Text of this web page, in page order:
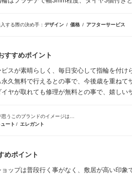
する際の決め手 デザイン 価格 アフターサービス
すすめポイント
スが素晴らしく、毎日安心して指輪を付け
久無料で行えるとの事で、今後歳を重ねて
イヤが取れても修理が無料との事で、嬉しい
うこのブランドのイメージは…
ート エレガント
めポイント
ップは普段行く事がなく、敷居が高い印